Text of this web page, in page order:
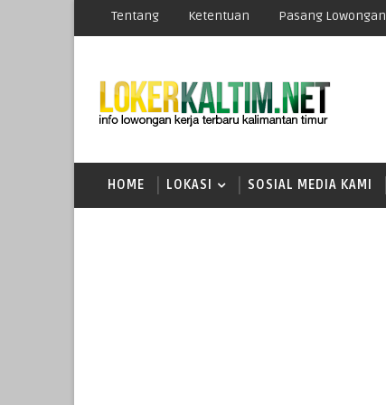
Tentang Ketentuan Pasang Lowongan
HOME LOKASI SOSIAL MEDIA KAMI